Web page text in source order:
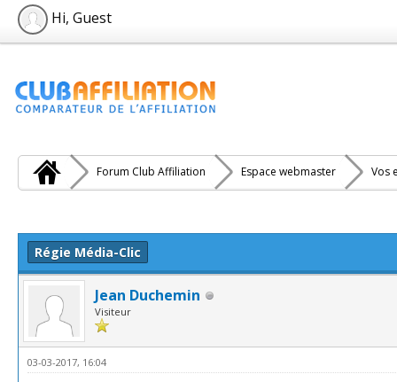
Hi, Guest
Forum Club Affiliation Espace webmaster Vos
Régie Média-Clic
Jean Duchemin
Visiteur
03-03-2017, 16:04